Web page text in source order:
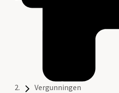
Vergunningen